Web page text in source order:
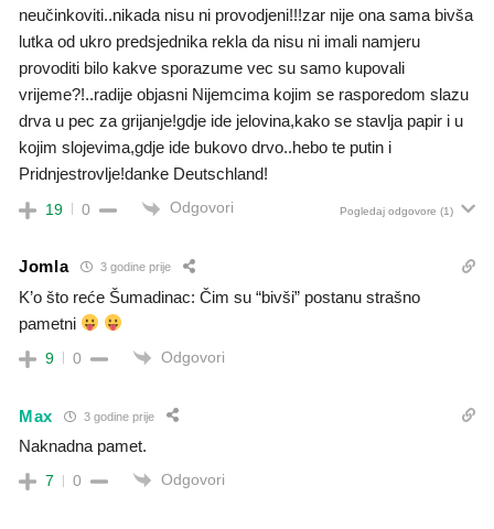
neučinkoviti..nikada nisu ni provodjeni!!!zar nije ona sama bivša
lutka od ukro predsjednika rekla da nisu ni imali namjeru
provoditi bilo kakve sporazume vec su samo kupovali
vrijeme?!..radije objasni Nijemcima kojim se rasporedom slazu
drva u pec za grijanje!gdje ide jelovina,kako se stavlja papir i u
kojim slojevima,gdje ide bukovo drvo..hebo te putin i
Pridnjestrovlje!danke Deutschland!
19 0 Odgovori Pogledaj odgovore (1)
Jomla 3 godine prije
K’o što reće Šumadinac: Čim su “bivši” postanu strašno
pametni
9 0 Odgovori
Max 3 godine prije
Naknadna pamet.
7 0 Odgovori